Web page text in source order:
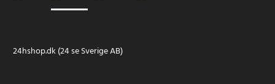
24hshop.dk (24 se Sverige AB)